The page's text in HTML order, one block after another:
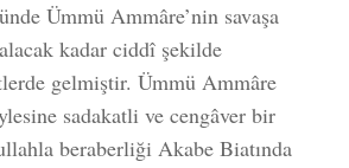
Ümmü Ammâre’nin savaşa
kadar ciddî şekilde
gelmiştir. Ümmü Ammâre
sadakatli ve cengâver bir
beraberliği Akabe Biatında